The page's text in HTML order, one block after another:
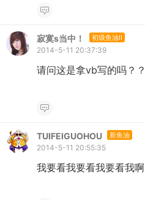
寂寞s当中！ 初级鱼油II
2014-5-11 20:37:39
请问这是拿vb写的吗？？
TUIFEIGUOHOU 新鱼油
2014-5-11 20:55:35
我要看我要看我要看我啊